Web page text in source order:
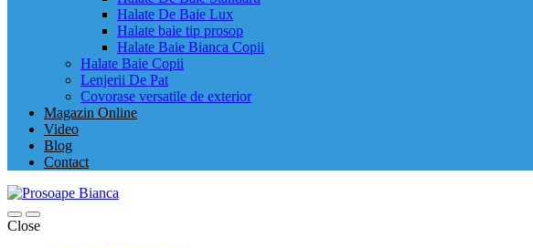
Halate De Baie Lux
Halate baie tip prosop
Halate Baie Bianca Copii
Halate Baie Copii
Lenjerii De Pat
Covorase versatile de exterior
Magazin Online
Video
Blog
Contact
Close